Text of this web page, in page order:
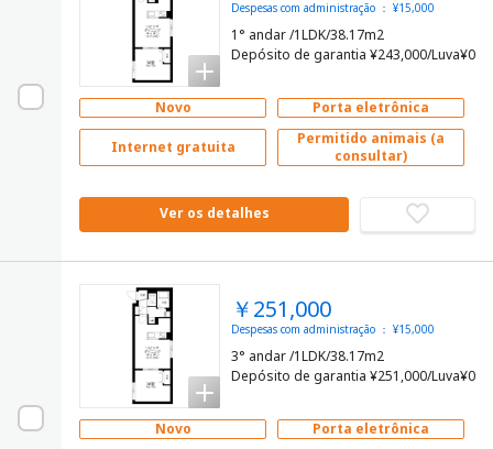
Despesas com administração ： ¥15,000
1° andar /1LDK/38.17m2
Depósito de garantia ¥243,000/Luva¥0
Novo Porta eletrônica
Internet gratuita
Permitido animais (a
consultar)
Ver os detalhes
￥251,000
Despesas com administração ： ¥15,000
3° andar /1LDK/38.17m2
Depósito de garantia ¥251,000/Luva¥0
Novo Porta eletrônica